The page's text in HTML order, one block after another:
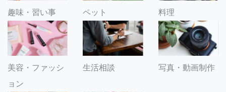
趣味・習い事 ペット 料理
美容・ファッシ
ョン
生活相談 写真・動画制作